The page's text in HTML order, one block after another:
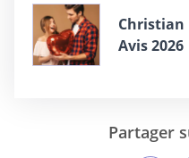
Christian
Avis 2026
Partager